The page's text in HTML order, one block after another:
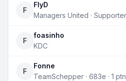
F
FlyD
F
foasinho
KDC
F
Fonne
TeamSchepper · 683e · 1 ptn